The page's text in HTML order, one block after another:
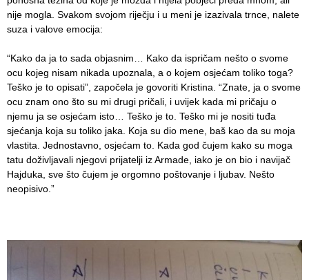
nije mogla. Svakom svojom riječju i u meni je izazivala trnce, nalete
suza i valove emocija:
“Kako da ja to sada objasnim… Kako da ispričam nešto o svome
ocu kojeg nisam nikada upoznala, a o kojem osjećam toliko toga?
Teško je to opisati”, započela je govoriti Kristina. “Znate, ja o svome
ocu znam ono što su mi drugi pričali, i uvijek kada mi pričaju o
njemu ja se osjećam isto… Teško je to. Teško mi je nositi tuđa
sjećanja koja su toliko jaka. Koja su dio mene, baš kao da su moja
vlastita. Jednostavno, osjećam to. Kada god čujem kako su moga
tatu doživljavali njegovi prijatelji iz Armade, iako je on bio i navijač
Hajduka, sve što čujem je orgomno poštovanje i ljubav. Nešto
neopisivo.”